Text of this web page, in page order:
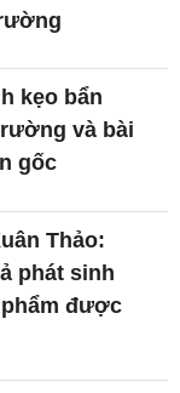
kẹo bẩn
và bài
gốc
Thảo:
phát sinh
được